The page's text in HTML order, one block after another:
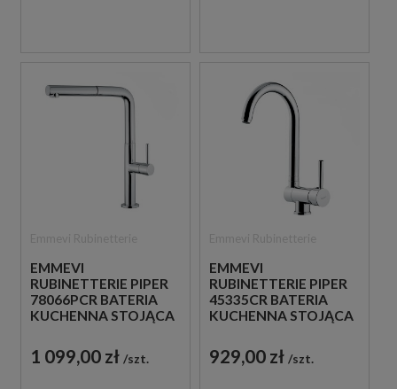
EMMEVI
RUBINETTERIE PIPER
78066PCR BATERIA
KUCHENNA STOJĄCA
CHROM
1 099,00 zł szt.
EMMEVI
RUBINETTERIE PIPER
45335CR BATERIA
KUCHENNA STOJĄCA
CHROM
929,00 zł szt.